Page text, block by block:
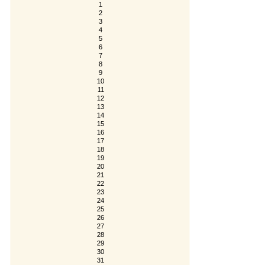
1
2
3
4
5
6
7
8
9
10
11
12
13
14
15
16
17
18
19
20
21
22
23
24
25
26
27
28
29
30
31